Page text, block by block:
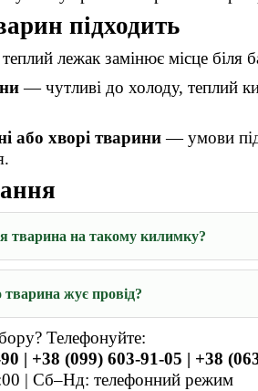
підходить
лежак замінює місце біля
— чутливі до холоду, теплий
або хворі тварини— умови
тварина на такому килимку?
жує провід?
Телефонуйте:
| +38 (099) 603-91-05 | +38
| Сб–Нд: телефонний режим